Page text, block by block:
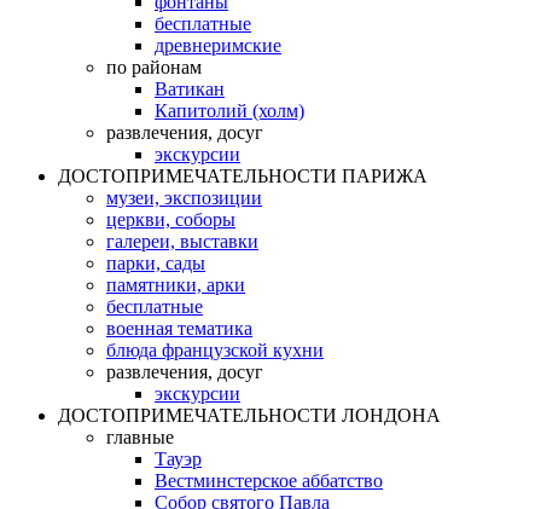
бесплатные
древнеримские
по районам
Ватикан
Капитолий (холм)
развлечения, досуг
экскурсии
ДОСТОПРИМЕЧАТЕЛЬНОСТИ ПАРИЖА
музеи, экспозиции
церкви, соборы
галереи, выставки
парки, сады
памятники, арки
бесплатные
военная тематика
блюда французской кухни
развлечения, досуг
экскурсии
ДОСТОПРИМЕЧАТЕЛЬНОСТИ ЛОНДОНА
главные
Тауэр
Вестминстерское аббатство
Собор святого Павла